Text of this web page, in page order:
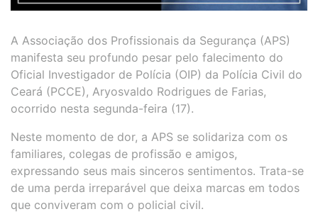
A Associação dos Profissionais da Segurança (APS)
manifesta seu profundo pesar pelo falecimento do
Oficial Investigador de Polícia (OIP) da Polícia Civil do
Ceará (PCCE), Aryosvaldo Rodrigues de Farias,
ocorrido nesta segunda-feira (17).
Neste momento de dor, a APS se solidariza com os
familiares, colegas de profissão e amigos,
expressando seus mais sinceros sentimentos. Trata-se
de uma perda irreparável que deixa marcas em todos
que conviveram com o policial civil.